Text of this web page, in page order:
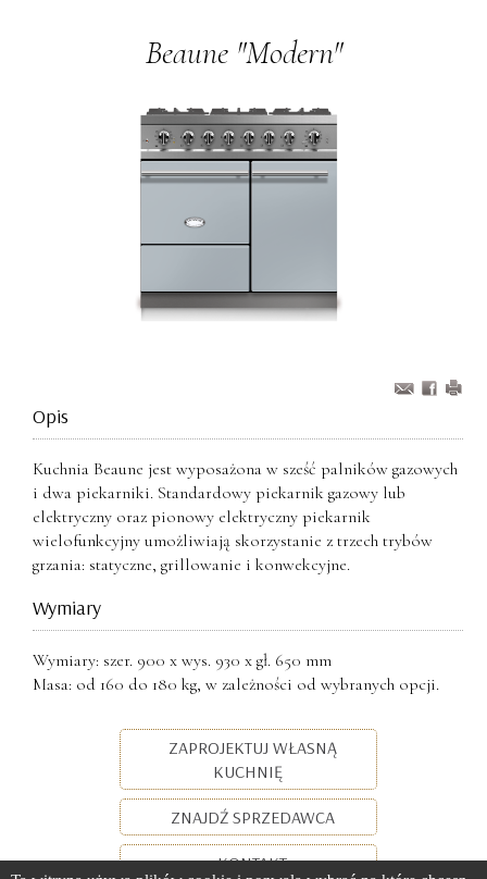
Beaune "Modern"
Opis
Kuchnia Beaune jest wyposażona w sześć palników gazowych
i dwa piekarniki. Standardowy piekarnik gazowy lub
elektryczny oraz pionowy elektryczny piekarnik
wielofunkcyjny umożliwiają skorzystanie z trzech trybów
grzania: statyczne, grillowanie i konwekcyjne.
Wymiary
Wymiary: szer. 900 x wys. 930 x gł. 650 mm
Masa: od 160 do 180 kg, w zależności od wybranych opcji.
ZAPROJEKTUJ WŁASNĄ
KUCHNIĘ
ZNAJDŹ SPRZEDAWCA
KONTAKT